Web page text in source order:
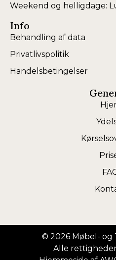
Weekend og helligdage:
Info
Behandling af data
Privatlivspolitik
Handelsbetingelser
© 2026 Møbel-
Alle